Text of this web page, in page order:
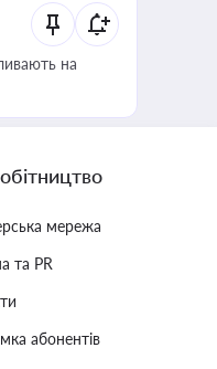
на
мережа
та PR
абонентів